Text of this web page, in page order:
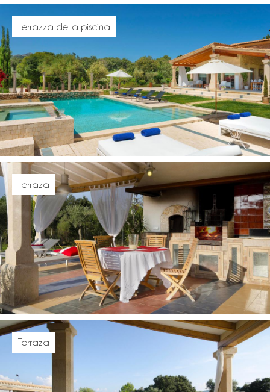
Terrazza della piscina
Terraza
Terraza